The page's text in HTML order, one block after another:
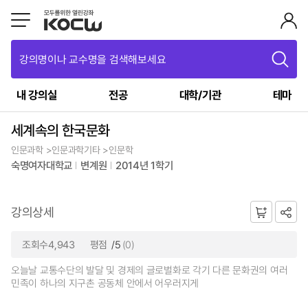
강의명이나 교수명을 검색해보세요
내 강의실 전공 대학/기관 테마
세계속의 한국문화
인문과학 >인문과학기타 >인문학
숙명여자대학교 변계원 2014년 1학기
강의상세
조회수4,943 평점 /5 (0)
오늘날 교통수단의 발달 및 경제의 글로벌화로 각기 다른 문화권의 여러
민족이 하나의 지구촌 공동체 안에서 어우러지게